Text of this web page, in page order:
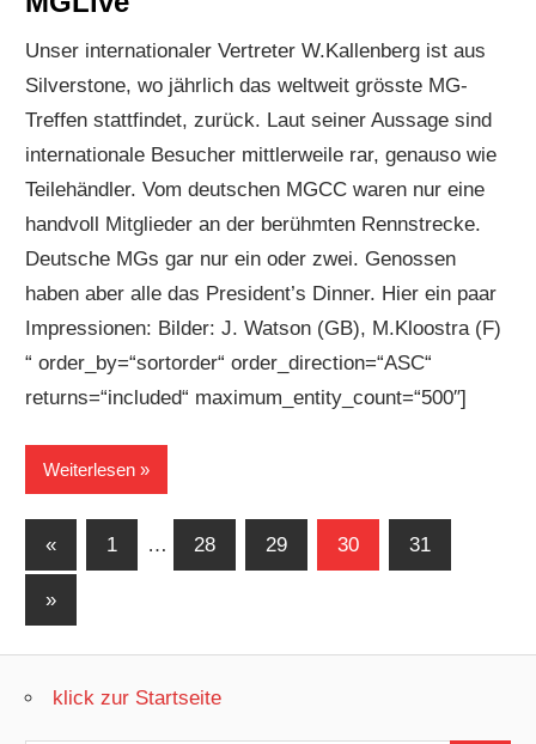
Unser internationaler Vertreter W.Kallenberg ist aus
Silverstone, wo jährlich das weltweit grösste MG-
Treffen stattfindet, zurück. Laut seiner Aussage sind
internationale Besucher mittlerweile rar, genauso wie
Teilehändler. Vom deutschen MGCC waren nur eine
handvoll Mitglieder an der berühmten Rennstrecke.
Deutsche MGs gar nur ein oder zwei. Genossen
haben aber alle das President’s Dinner. Hier ein paar
Impressionen: Bilder: J. Watson (GB), M.Kloostra (F)
“ order_by=“sortorder“ order_direction=“ASC“
returns=“included“ maximum_entity_count=“500″]
Weiterlesen
Seitennummerierung
der
Beiträge
«Vorherige
Beiträge
1 … 28 29 30 31
Nächste
Beiträge
»
klick zur Startseite